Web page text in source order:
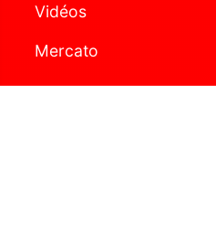
Vidéos
Mercato